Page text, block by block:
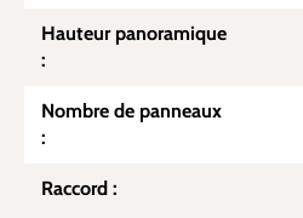
Hauteur panoramique
:
Nombre de panneaux
:
Raccord :